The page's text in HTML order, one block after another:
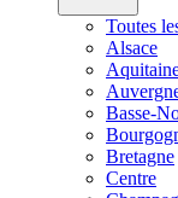
Toutes
Alsace
Basse-
Bretagne
Centre